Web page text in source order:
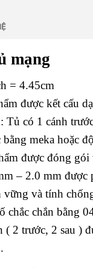
mạng
= 4.45cm
được kết cấu
Tủ có 1 cánh
bằng meka hoặc
được đóng gói
– 2.0 mm được
vững và tính
chắc chắn bằng
( 2 trước, 2 sau )